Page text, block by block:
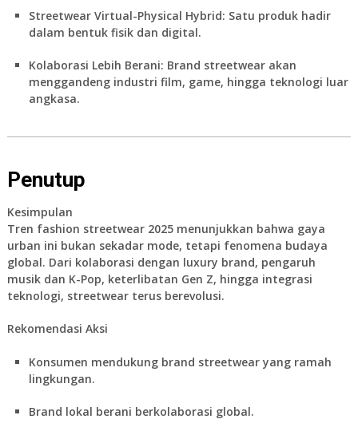
Streetwear Virtual-Physical Hybrid: Satu produk hadir
dalam bentuk fisik dan digital.
Kolaborasi Lebih Berani: Brand streetwear akan
menggandeng industri film, game, hingga teknologi luar
angkasa.
Penutup
Kesimpulan
Tren fashion streetwear 2025 menunjukkan bahwa gaya
urban ini bukan sekadar mode, tetapi fenomena budaya
global. Dari kolaborasi dengan luxury brand, pengaruh
musik dan K-Pop, keterlibatan Gen Z, hingga integrasi
teknologi, streetwear terus berevolusi.
Rekomendasi Aksi
Konsumen mendukung brand streetwear yang ramah
lingkungan.
Brand lokal berani berkolaborasi global.